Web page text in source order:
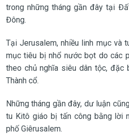
trong những tháng gần đây tại
Đông.
Tại Jerusalem, nhiều linh mục và
mục tiêu bị nhổ nước bọt do các
theo chủ nghĩa siêu dân tộc, đặc
Thành cổ.
Những tháng gần đây, dư luận
tu Kitô giáo bị tấn công bằng lời
phố Giêrusalem.